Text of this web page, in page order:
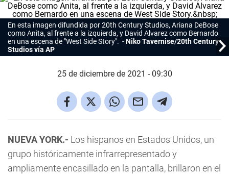
En esta imagen difundida por 20th Century Studios, Ariana DeBose
como Anita, al frente a la izquierda, y David Alvarez como Bernardo
en una escena de "West Side Story".
Niko Tavernise/20th Century
Studios vía AP
25 de diciembre de 2021 - 09:30
NUEVA YORK.- Los hispanos en Estados Unidos, un
grupo históricamente infrarrepresentado y
ampliamente encasillado en la pantalla, brillaron en el